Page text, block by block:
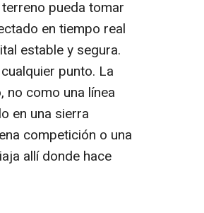
pueda tomar
en tiempo real
estable y segura.
punto. La
no como una línea
en una sierra
competición o una
allí donde hace